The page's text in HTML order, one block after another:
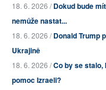
18. 6. 2026 /Dokud bude
nemůže nastat...
18. 6. 2026 /Donald Trump
Ukrajině
18. 6. 2026 /Co by se
pomoc Izraeli?